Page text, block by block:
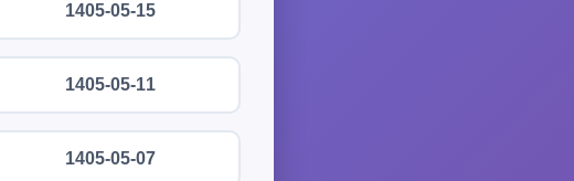
1405-05-15
1405-05-11
1405-05-07